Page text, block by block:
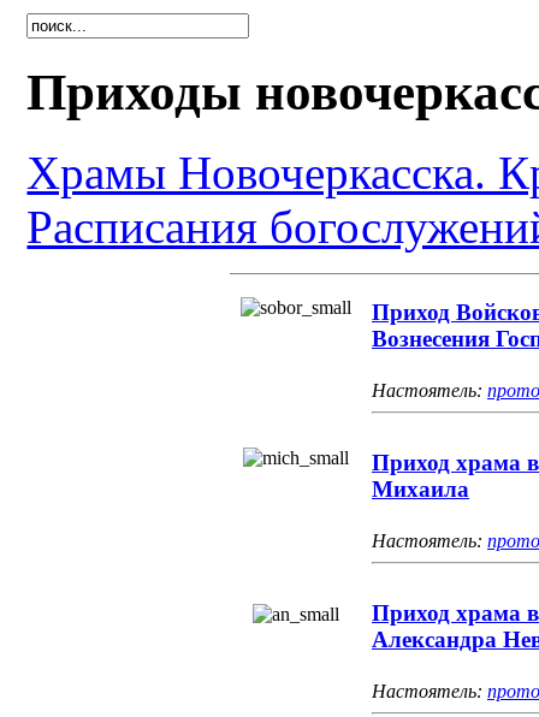
Приходы
Храмы Новочеркасска.
Расписания
Приход
Вознесения
Настоятель:
Приход храма
Михаила
Настоятель:
Приход храма
Александра
Настоятель: